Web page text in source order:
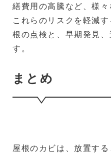
繕費用の高騰など、様々
これらのリスクを軽減
根の点検と、早期発見
す。
まとめ
屋根のカビは、放置す